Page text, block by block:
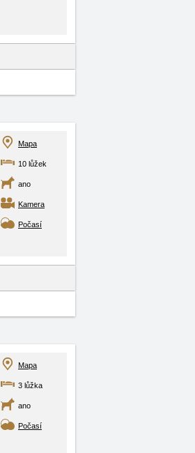
Mapa
10 lůžek
ano
Kamera
Počasí
Mapa
3 lůžka
ano
Počasí